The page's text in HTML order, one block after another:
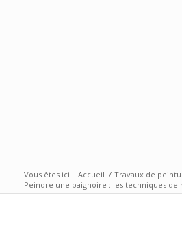
Vous êtes ici : Accueil / Travaux de
Peindre une baignoire : les techniques de